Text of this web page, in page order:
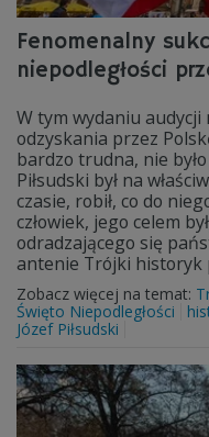
Fenomenalny
niepodległości
W tym wydaniu
odzyskania przez
bardzo trudna, nie
Piłsudski był na
czasie, robił, co do
człowiek, jego celem
odradzającego się
antenie Trójki historyk
Zobacz więcej na temat:
Święto Niepodległości
Józef Piłsudski